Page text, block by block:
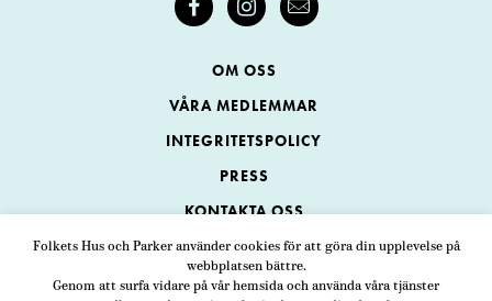
Folkets Hus och Parker använder cookies för att göra din upplevelse på
webbplatsen bättre.
Genom att surfa vidare på vår hemsida och använda våra tjänster
OM OSS
VÅRA MEDLEMMAR
INTEGRITETSPOLICY
PRESS
KONTAKTA OSS
Folkets Hus och Parker